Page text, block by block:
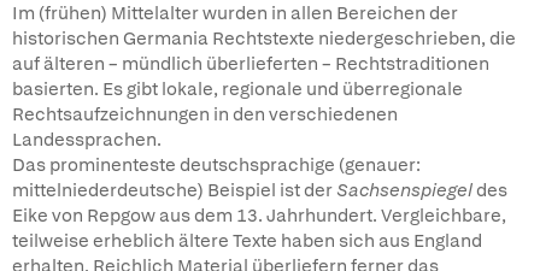
Im (frühen) Mittelalter wurden in allen Bereichen der
historischen Germania Rechtstexte niedergeschrieben, die
auf älteren – mündlich überlieferten – Rechtstraditionen
basierten. Es gibt lokale, regionale und überregionale
Rechtsaufzeichnungen in den verschiedenen
Landessprachen.
Das prominenteste deutschsprachige (genauer:
mittelniederdeutsche) Beispiel ist der Sachsenspiegel des
Eike von Repgow aus dem 13. Jahrhundert. Vergleichbare,
teilweise erheblich ältere Texte haben sich aus England
erhalten. Reichlich Material überliefern ferner das